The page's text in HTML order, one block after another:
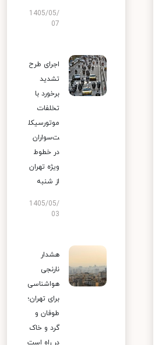
1405/05/
07
اجرای طرح
تشدید
برخورد با
تخلفات
موتورسیکل
ت‌سواران
در خطوط
ویژه تهران
از شنبه
1405/05/
03
هشدار
نارنجی
هواشناسی
برای تهران؛
طوفان و
گرد و خاک
در راه است